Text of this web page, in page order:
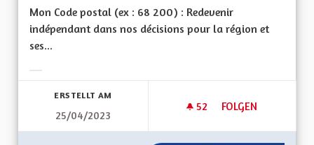
Mon Code postal (ex : 68 200) : Redevenir
indépendant dans nos décisions pour la région et
ses...
ERSTELLT AM
25/04/2023
52 52 FOLLOWER
FOLGEN
INDÉPENDANCES